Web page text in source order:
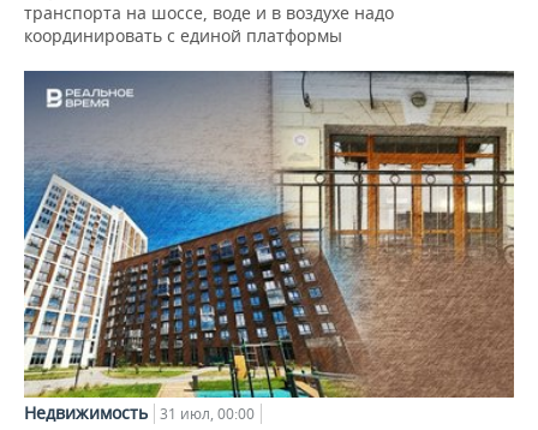
транспорта на шоссе, воде и в воздухе надо
координировать с единой платформы
Недвижимость 31 июл, 00:00